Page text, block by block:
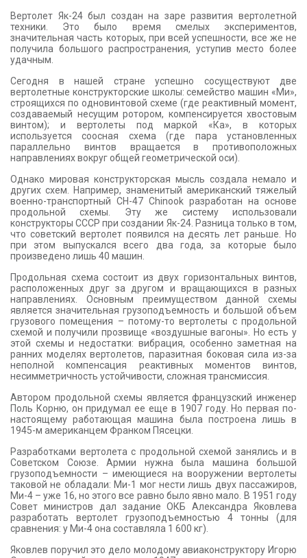
КОНТАКТЫ
Вертолет Як-24 был создан на заре развития вертолетной
техники. Это было время смелых экспериментов,
значительная часть которых, при всей успешности, все же не
получила большого распространения, уступив место более
удачным.
Сегодня в нашей стране успешно сосуществуют две
вертолетные конструкторские школы: семейство машин «Ми»,
строящихся по одновинтовой схеме (где реактивный момент,
создаваемый несущим ротором, компенсируется хвостовым
винтом); и вертолеты под маркой «Ка», в которых
используется соосная схема (где пара установленных
параллельно винтов вращается в противоположных
направлениях вокруг общей геометрической оси).
Однако мировая конструкторская мысль создала немало и
других схем. Например, знаменитый американский тяжелый
военно-транспортный CH-47 Chinook разработан на основе
продольной схемы. Эту же систему использовали
конструкторы СССР при создании Як-24. Разница только в том,
что советский вертолет появился на десять лет раньше. Но
при этом выпускался всего два года, за которые было
произведено лишь 40 машин.
Продольная схема состоит из двух горизонтальных винтов,
расположенных друг за другом и вращающихся в разных
направлениях. Основным преимуществом данной схемы
является значительная грузоподъемность и большой объем
грузового помещения – потому-то вертолеты с продольной
схемой и получили прозвище «воздушные вагоны». Но есть у
этой схемы и недостатки: вибрация, особенно заметная на
ранних моделях вертолетов, паразитная боковая сила из-за
неполной компенсация реактивных моментов винтов,
несимметричность устойчивости, сложная трансмиссия.
Автором продольной схемы является французский инженер
Поль Корню, он придумал ее еще в 1907 году. Но первая по-
настоящему работающая машина была построена лишь в
1945-м американцем Франком Пясецки.
Разработками вертолета с продольной схемой занялись и в
Советском Союзе. Армии нужна была машина большой
грузоподъемности – имеющиеся на вооружении вертолеты
таковой не обладали: Ми-1 мог нести лишь двух пассажиров,
Ми-4 – уже 16, но этого все равно было явно мало. В 1951 году
Совет министров дал задание ОКБ Александра Яковлева
разработать вертолет грузоподъемностью 4 тонны (для
сравнения: у Ми-4 она составляла 1 600 кг).
Яковлев поручил это дело молодому авиаконструктору Игорю